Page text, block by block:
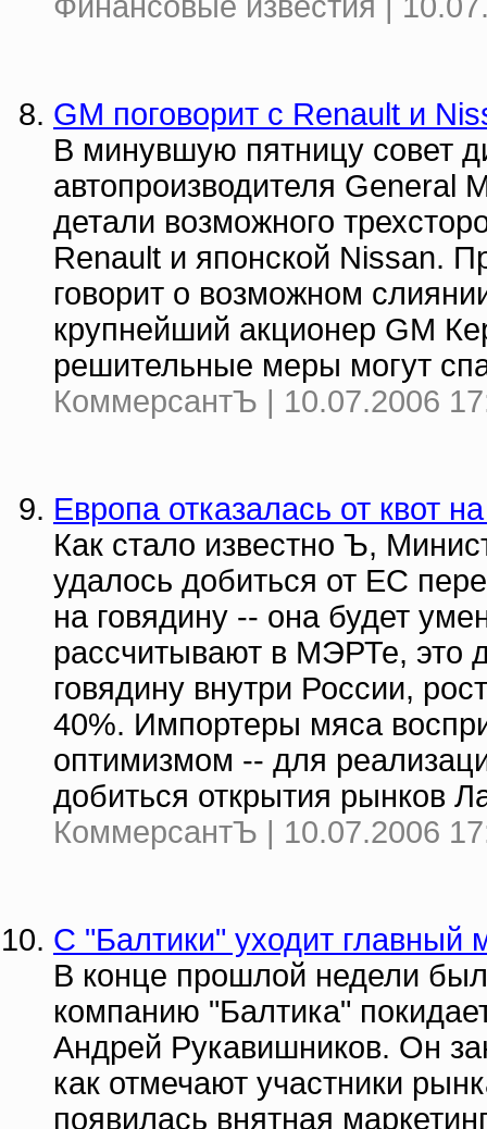
GM поговорит с Renault и
В минувшую пятницу совет
автопроизводителя General
детали возможного
Renault и японской Nissan.
говорит о возможном
крупнейший акционер GM
решительные меры могут
КоммерсантЪ | 10.07.2006
Европа отказалась от квот
Как стало известно Ъ,
удалось добиться от ЕС
на говядину -- она будет
рассчитывают в МЭРТе, это
говядину внутри России,
40%. Импортеры мяса
оптимизмом -- для
добиться открытия рынков
КоммерсантЪ | 10.07.2006
С "Балтики" уходит главный
В конце прошлой недели
компанию "Балтика"
Андрей Рукавишников. Он
как отмечают участники
появилась внятная